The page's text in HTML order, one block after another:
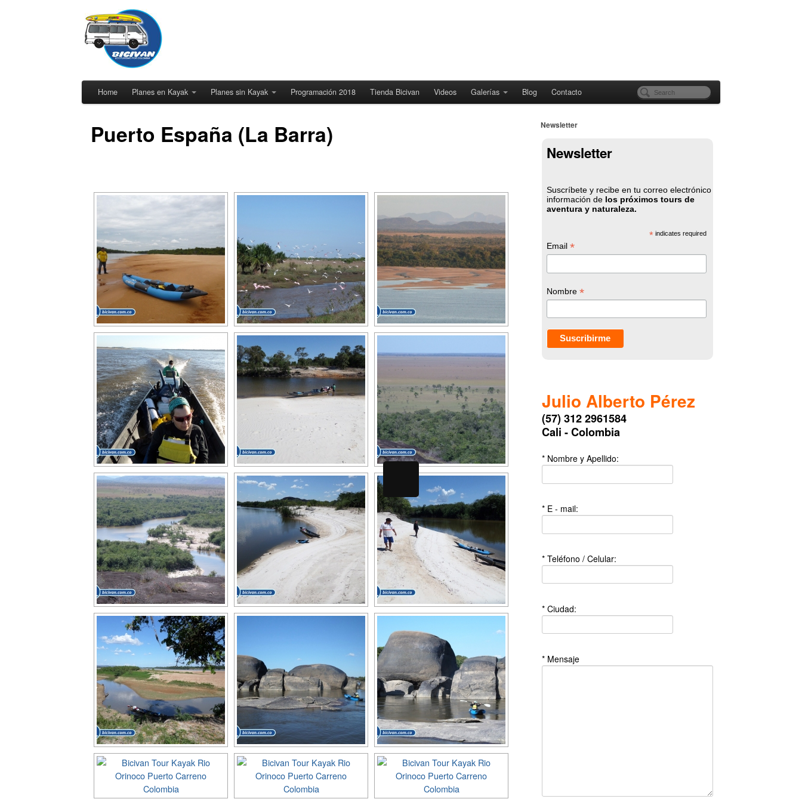
Home Planes en Kayak Planes sin Kayak Programación 2018 Tienda Bicivan Videos Galerías Blog Contacto
Puerto España (La Barra) Newsletter
Newsletter
Suscríbete y recibe en tu correo electrónico
información de los próximos tours de
aventura y naturaleza.
*indicates required
Email*
Nombre*
Julio Alberto Pérez
(57) 312 2961584
Cali - Colombia
* Nombre y Apellido:
* E - mail:
* Teléfono / Celular:
* Ciudad:
* Mensaje